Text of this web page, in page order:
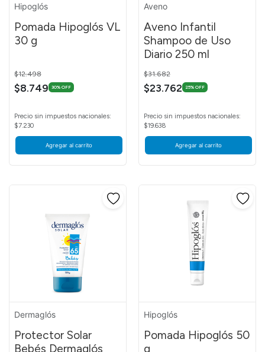
Hipoglós
Pomada Hipoglós VL
30 g
Price reduced from
$12.498
$8.749 30% OFF
Precio sin impuestos nacionales:
$7.230
Agregar al carrito
Aveno
Aveno Infantil
Shampoo de Uso
Diario 250 ml
Price reduced from
$31.682
$23.762 25% OFF
Precio sin impuestos nacionales:
$19.638
Agregar al carrito
Dermaglós
Protector Solar
Bebés Dermaglós
Hipoglós
Pomada Hipoglós 50
g